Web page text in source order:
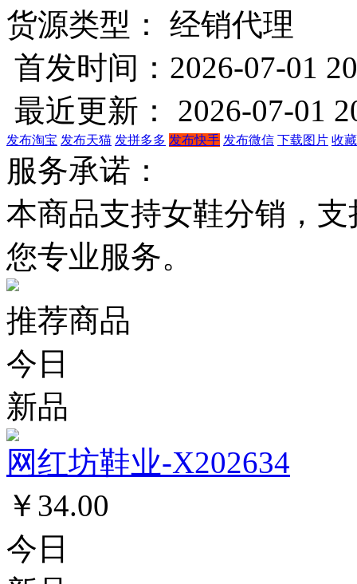
货源类型： 经销代理
首发时间：2026-07-01
最近更新： 2026-07-01
发布淘宝 发布天猫 发拼多多 发布快手 发布微信 下载图片 收
服务承诺：
本商品支持女鞋分销，
您专业服务。
推荐商品
今日
新品
网红坊鞋业-X202634
￥34.00
今日